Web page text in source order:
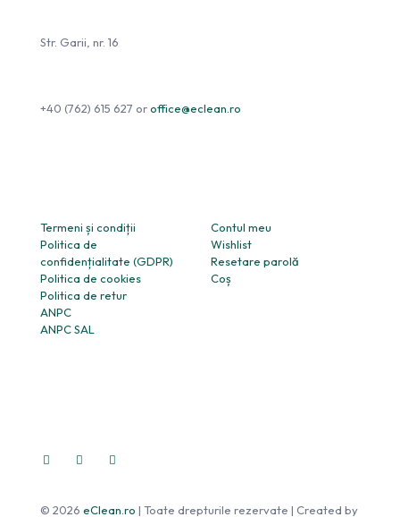
Str. Garii, nr. 16
+40 (762) 615 627 oroffice@eclean.ro
Termeni și condiții
Politica de
confidențialitate (GDPR)
Politica de cookies
Politica de retur
ANPC
ANPC SAL
Contul meu
Wishlist
Resetare parolă
Coș
© 2026 eClean.ro | Toate drepturile rezervate | Created by